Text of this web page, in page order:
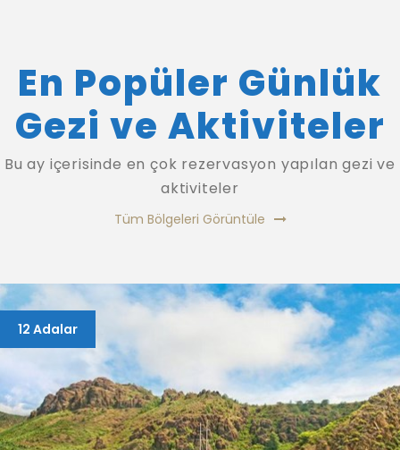
En Popüler Günlük
Gezi ve Aktiviteler
Bu ay içerisinde en çok rezervasyon yapılan gezi ve
aktiviteler
Tüm Bölgeleri Görüntüle
Marmaris Körfezi